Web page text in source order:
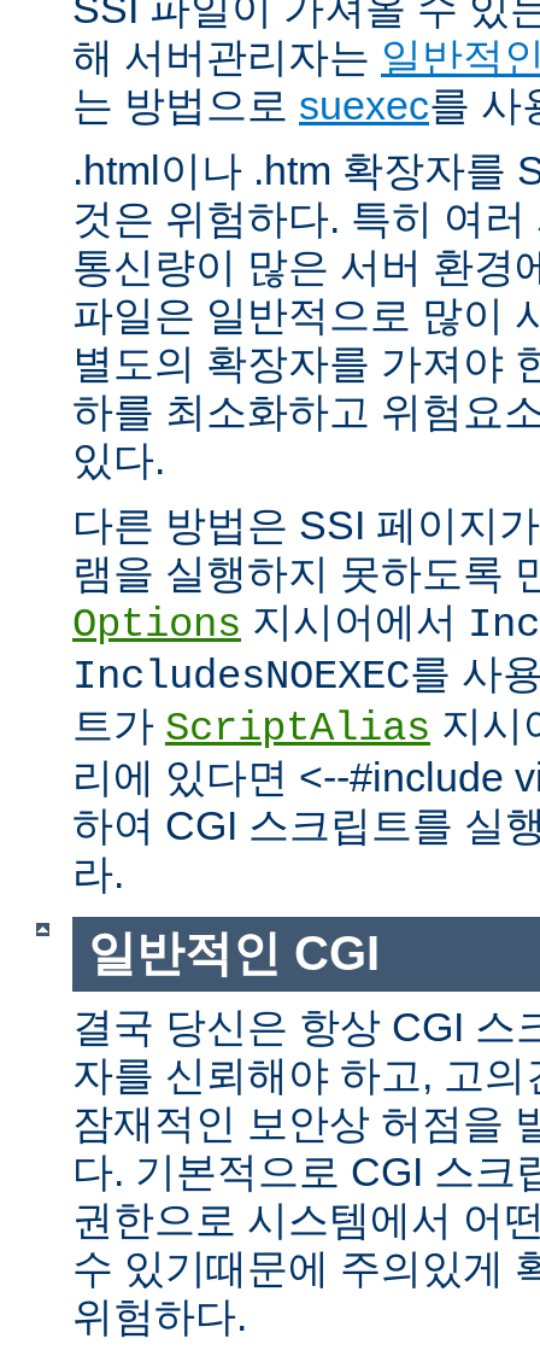
해 서버관리자는 일반적
는 방법으로 suexec를 사
.html이나 .htm 확장자를
것은 위험하다. 특히 여
통신량이 많은 서버 환경
파일은 일반적으로 많이
별도의 확장자를 가져야
하를 최소화하고 위험요
있다.
다른 방법은 SSI 페이지
램을 실행하지 못하도록
Options 지시어에서
IncludesNOEXEC를 사
트가 ScriptAlias 지시
리에 있다면 <--#include
하여 CGI 스크립트를 실
라.
일반적인 CGI
결국 당신은 항상 CGI 스
자를 신뢰해야 하고, 고
잠재적인 보안상 허점을
다. 기본적으로 CGI 스크
권한으로 시스템에서 어
수 있기때문에 주의있게
위험하다.